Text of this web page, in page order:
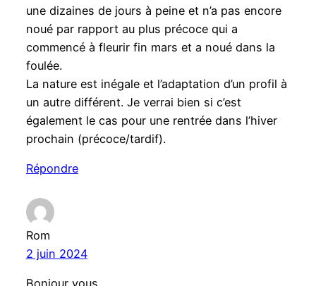
une dizaines de jours à peine et n’a pas encore
noué par rapport au plus précoce qui a
commencé à fleurir fin mars et a noué dans la
foulée.
La nature est inégale et l’adaptation d’un profil à
un autre différent. Je verrai bien si c’est
également le cas pour une rentrée dans l’hiver
prochain (précoce/tardif).
Répondre
Rom
2 juin 2024